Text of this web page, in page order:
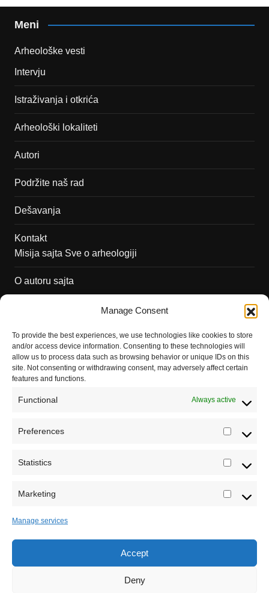
Manage Consent
To provide the best experiences, we use technologies like cookies to store
and/or access device information. Consenting to these technologies will
allow us to process data such as browsing behavior or unique IDs on this
site. Not consenting or withdrawing consent, may adversely affect certain
features and functions.
Functional Always active
Preferences
Statistics
Marketing
Manage services
Accept
Deny
Meni
Arheološke vesti
Intervju
Istraživanja i otkrića
Arheološki lokaliteti
Autori
Podržite naš rad
Dešavanja
Kontakt
Misija sajta Sve o arheologiji
O autoru sajta
Saradnja
Sva prava zadržava Sve o arheologiji 2019-2026